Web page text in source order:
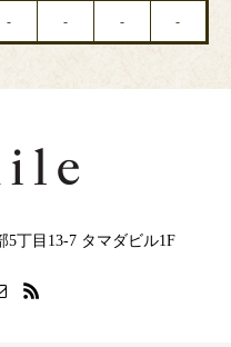
- - - -
5丁目13-7 タマダビル1F